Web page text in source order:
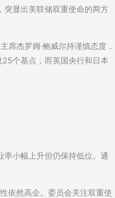
突显出美联储双重使命的两方
杰罗姆·鲍威尔持谨慎态度，
个基点，而英国央行和日本
率小幅上升但仍保持低位。通
依然高企。委员会关注双重使